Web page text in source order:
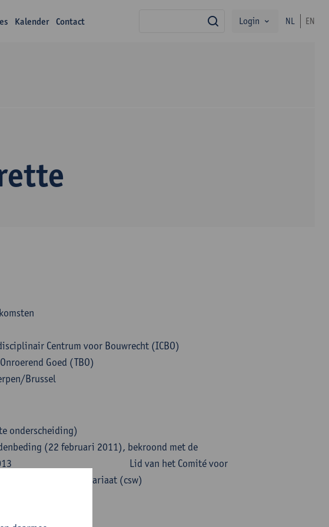
Kalender Contact zoekLogin NL EN
Centrum voor Bouwrecht (ICBO)
Goed (TBO)
Brussel
onderscheiding)
(22 februari 2011), bekroond met de
2013 Lid van het Comité voor
voor het Belgisch Notariaat (csw)